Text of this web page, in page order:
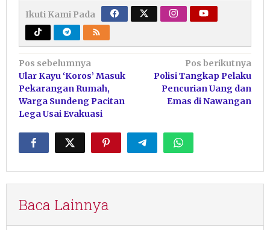
Ikuti Kami Pada
Navigasi
pos
Pos sebelumnya
Ular Kayu ‘Koros’ Masuk
Pekarangan Rumah,
Warga Sundeng Pacitan
Lega Usai Evakuasi
Pos berikutnya
Polisi Tangkap Pelaku
Pencurian Uang dan
Emas di Nawangan
Baca Lainnya